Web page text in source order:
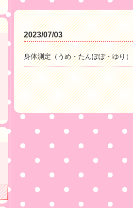
2023/07/03
身体測定（うめ・たんぽぽ・ゆり）